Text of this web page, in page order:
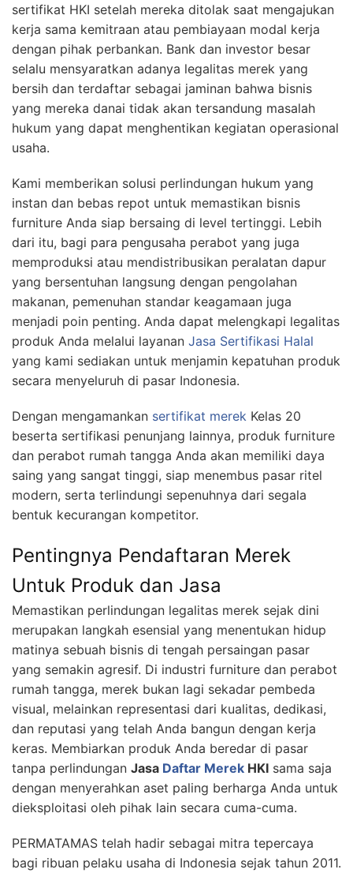
sertifikat HKI setelah mereka ditolak saat mengajukan
kerja sama kemitraan atau pembiayaan modal kerja
dengan pihak perbankan. Bank dan investor besar
selalu mensyaratkan adanya legalitas merek yang
bersih dan terdaftar sebagai jaminan bahwa bisnis
yang mereka danai tidak akan tersandung masalah
hukum yang dapat menghentikan kegiatan operasional
usaha.
Kami memberikan solusi perlindungan hukum yang
instan dan bebas repot untuk memastikan bisnis
furniture Anda siap bersaing di level tertinggi. Lebih
dari itu, bagi para pengusaha perabot yang juga
memproduksi atau mendistribusikan peralatan dapur
yang bersentuhan langsung dengan pengolahan
makanan, pemenuhan standar keagamaan juga
menjadi poin penting. Anda dapat melengkapi legalitas
produk Anda melalui layanan Jasa Sertifikasi Halal
yang kami sediakan untuk menjamin kepatuhan produk
secara menyeluruh di pasar Indonesia.
Dengan mengamankan sertifikat merek Kelas 20
beserta sertifikasi penunjang lainnya, produk furniture
dan perabot rumah tangga Anda akan memiliki daya
saing yang sangat tinggi, siap menembus pasar ritel
modern, serta terlindungi sepenuhnya dari segala
bentuk kecurangan kompetitor.
Pentingnya Pendaftaran Merek
Untuk Produk dan Jasa
Memastikan perlindungan legalitas merek sejak dini
merupakan langkah esensial yang menentukan hidup
matinya sebuah bisnis di tengah persaingan pasar
yang semakin agresif. Di industri furniture dan perabot
rumah tangga, merek bukan lagi sekadar pembeda
visual, melainkan representasi dari kualitas, dedikasi,
dan reputasi yang telah Anda bangun dengan kerja
keras. Membiarkan produk Anda beredar di pasar
tanpa perlindungan Jasa Daftar Merek HKI sama saja
dengan menyerahkan aset paling berharga Anda untuk
dieksploitasi oleh pihak lain secara cuma-cuma.
PERMATAMAS telah hadir sebagai mitra tepercaya
bagi ribuan pelaku usaha di Indonesia sejak tahun 2011.